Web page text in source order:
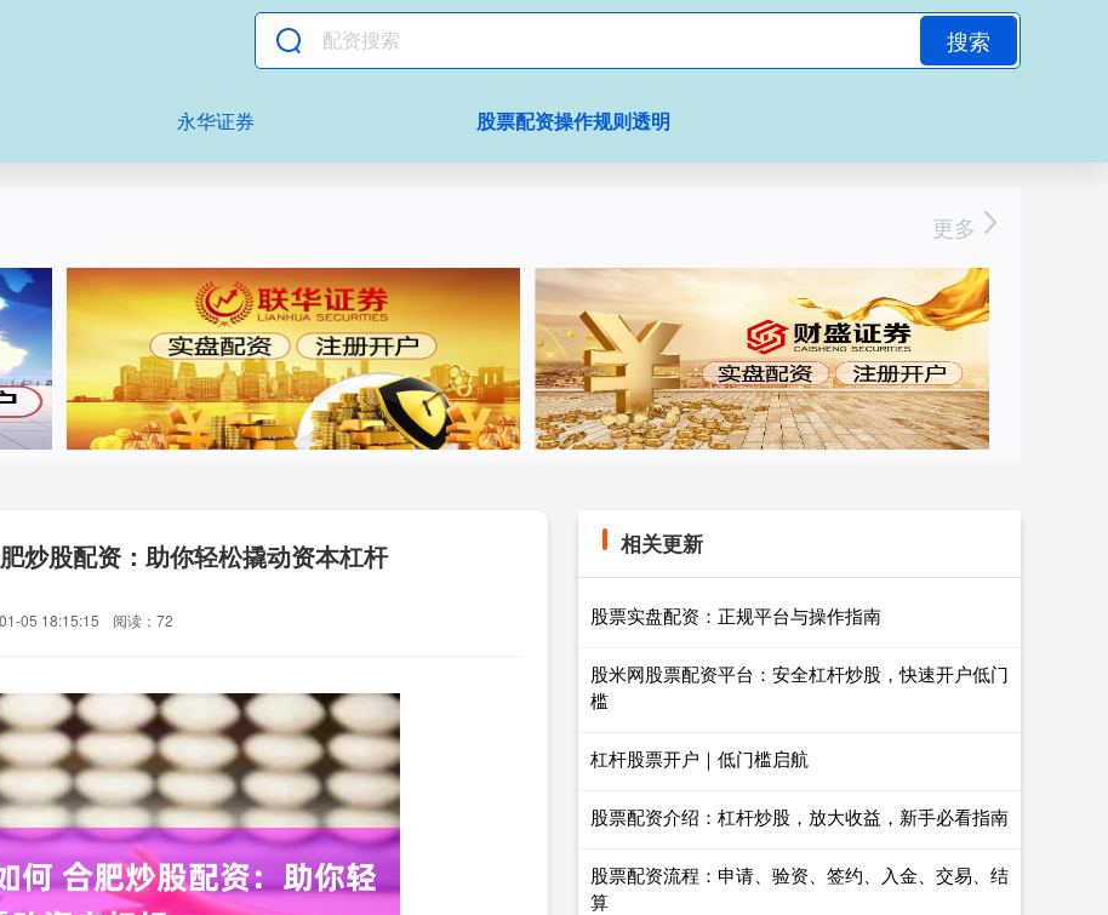
搜索
永华证券 股票配资操作规则透明
更多
炒股配资：助你轻松撬动资本杠杆
05 18:15:15 阅读：72
相关更新
股票实盘配资：正规平台与操作指南
股米网股票配资平台：安全杠杆炒股，快速开户低门
槛
杠杆股票开户｜低门槛启航
股票配资介绍：杠杆炒股，放大收益，新手必看指南
股票配资流程：申请、验资、签约、入金、交易、结
算